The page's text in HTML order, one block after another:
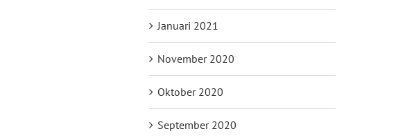
Januari 2021
November 2020
Oktober 2020
September 2020